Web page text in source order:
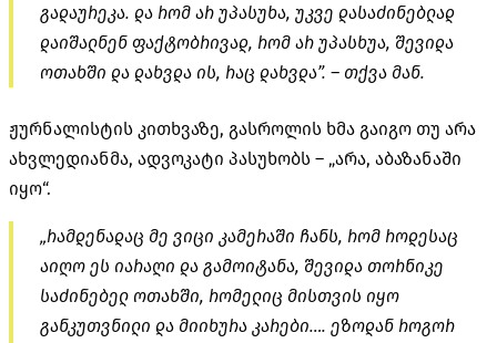
გადაურეკა. და რომ არ უპასუხა, უკვე დასაძინებლად
დაიშალნენ ფაქტობრივად, რომ არ უპასხუა, შევიდა
ოთახში და დახვდა ის, რაც დახვდა”. – თქვა მან.
ჟურნალისტის კითხვაზე, გასროლის ხმა გაიგო თუ არა
ახვლედიანმა, ადვოკატი პასუხობს – „არა, აბაზანაში
იყო“.
„რამდენადაც მე ვიცი კამერაში ჩანს, რომ როდესაც
აიღო ეს იარაღი და გამოიტანა, შევიდა თორნიკე
საძინებელ ოთახში, რომელიც მისთვის იყო
განკუთვნილი და მიიხურა კარები…. ეზოდან როგორ